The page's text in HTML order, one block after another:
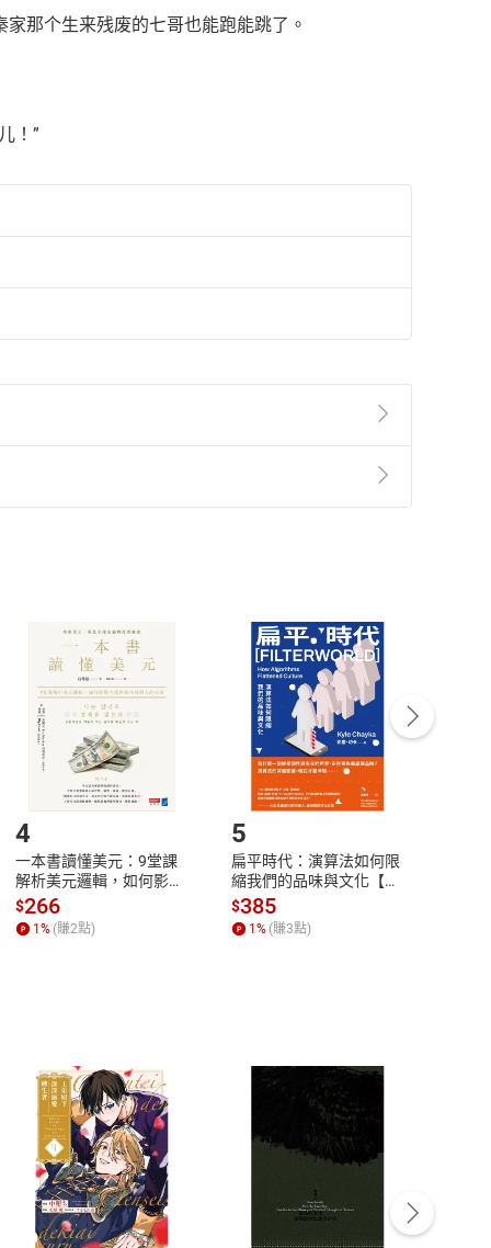
那个生来残废的七哥也能跑能跳了。
！”
第2條第5款之規定，「非以有形媒介提供之數位
點選「瀏覽訂單明細」 「申請取消訂單/退
貨。
付款方式
Payment
完成訂單
Complete
號，下載書籍後看書
客服資訊
服務時間：週一到週五 10:00-12:00、
4
一本書讀懂美元：9堂課
解析美元邏輯，如何影響
全球經濟和每個人的投資
【電子書】
$266
1% (賺2點)
5
扁平時代：演算法如何限
縮我們的品味與文化【電
子書】
$385
1% (賺3點)